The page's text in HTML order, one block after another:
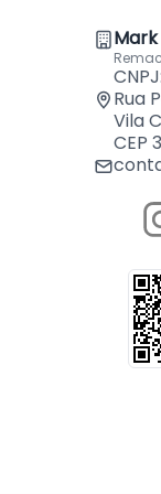
- Ponteira
Rua
Vila
CEP